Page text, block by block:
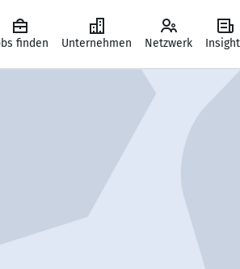
finden Unternehmen Netzwerk